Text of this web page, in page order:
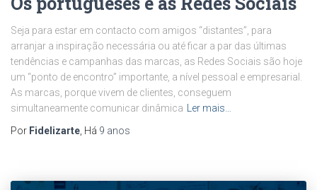
Seja para estar em contacto com amigos “distantes”, para
arranjar a inspiração necessária ou até ficar a par das últimas
tendências e campanhas das marcas, as Redes Sociais são hoje
um “ponto de encontro” importante, a nível pessoal e empresarial.
As marcas, porque vivem de clientes, conseguem
simultaneamente comunicar dinâmica Ler mais…
Por Fidelizarte, Há 9 anos